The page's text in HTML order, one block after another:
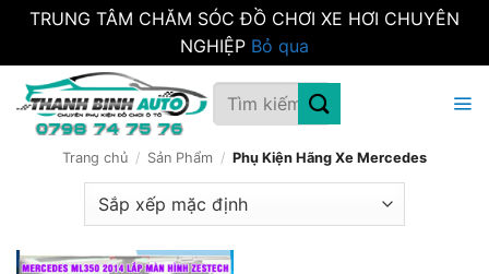
TRUNG TÂM CHĂM SÓC ĐỒ CHƠI XE HƠI CHUYÊN
NGHIỆP Bỏ qua
qua
Tìm
kiếm:
Trang chủ / Sản Phẩm / Phụ Kiện Hãng Xe Mercedes